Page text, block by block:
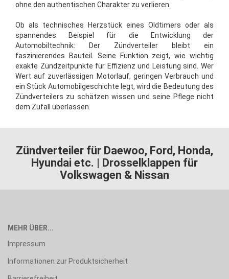
ohne den authentischen Charakter zu verlieren.
Ob als technisches Herzstück eines Oldtimers oder als
spannendes Beispiel für die Entwicklung der
Automobiltechnik: Der Zündverteiler bleibt ein
faszinierendes Bauteil. Seine Funktion zeigt, wie wichtig
exakte Zündzeitpunkte für Effizienz und Leistung sind. Wer
Wert auf zuverlässigen Motorlauf, geringen Verbrauch und
ein Stück Automobilgeschichte legt, wird die Bedeutung des
Zündverteilers zu schätzen wissen und seine Pflege nicht
dem Zufall überlassen.
Zündverteiler für Daewoo, Ford, Honda,
Hyundai etc. | Drosselklappen für
Volkswagen & Nissan
MEHR ÜBER...
Impressum
Informationen zur Produktsicherheit